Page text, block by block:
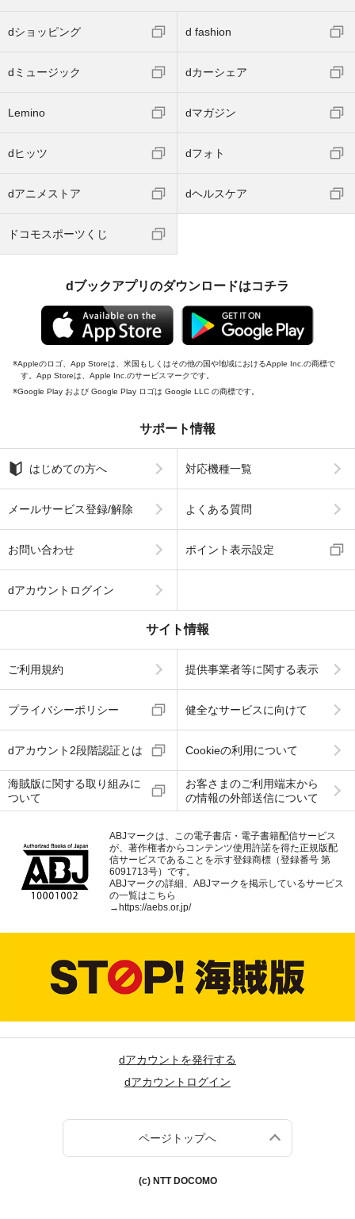
dショッピング d fashion
dミュージック dカーシェア
Lemino dマガジン
dヒッツ dフォト
dアニメストア dヘルスケア
ドコモスポーツくじ
dブックアプリのダウンロードはコチラ
Appleのロゴ、App Storeは、米国もしくはその他の国や地域におけるApple Inc.の商標で
す。App Storeは、Apple Inc.のサービスマークです。
Google Play および Google Play ロゴは Google LLC の商標です。
サポート情報
はじめての方へ 対応機種一覧
メールサービス登録/解除 よくある質問
お問い合わせ ポイント表示設定
dアカウントログイン
サイト情報
ご利用規約 提供事業者等に関する表示
プライバシーポリシー 健全なサービスに向けて
dアカウント2段階認証とは Cookieの利用について
海賊版に関する取り組みに
ついて
お客さまのご利用端末から
の情報の外部送信について
ABJマークは、この電子書店・電子書籍配信サービス
が、著作権者からコンテンツ使用許諾を得た正規版配
信サービスであることを示す登録商標（登録番号 第
6091713号）です。
ABJマークの詳細、ABJマークを掲示しているサービス
の一覧はこちら
→https://aebs.or.jp/
dアカウントを発行する
dアカウントログイン
ページトップへ
(c) NTT DOCOMO